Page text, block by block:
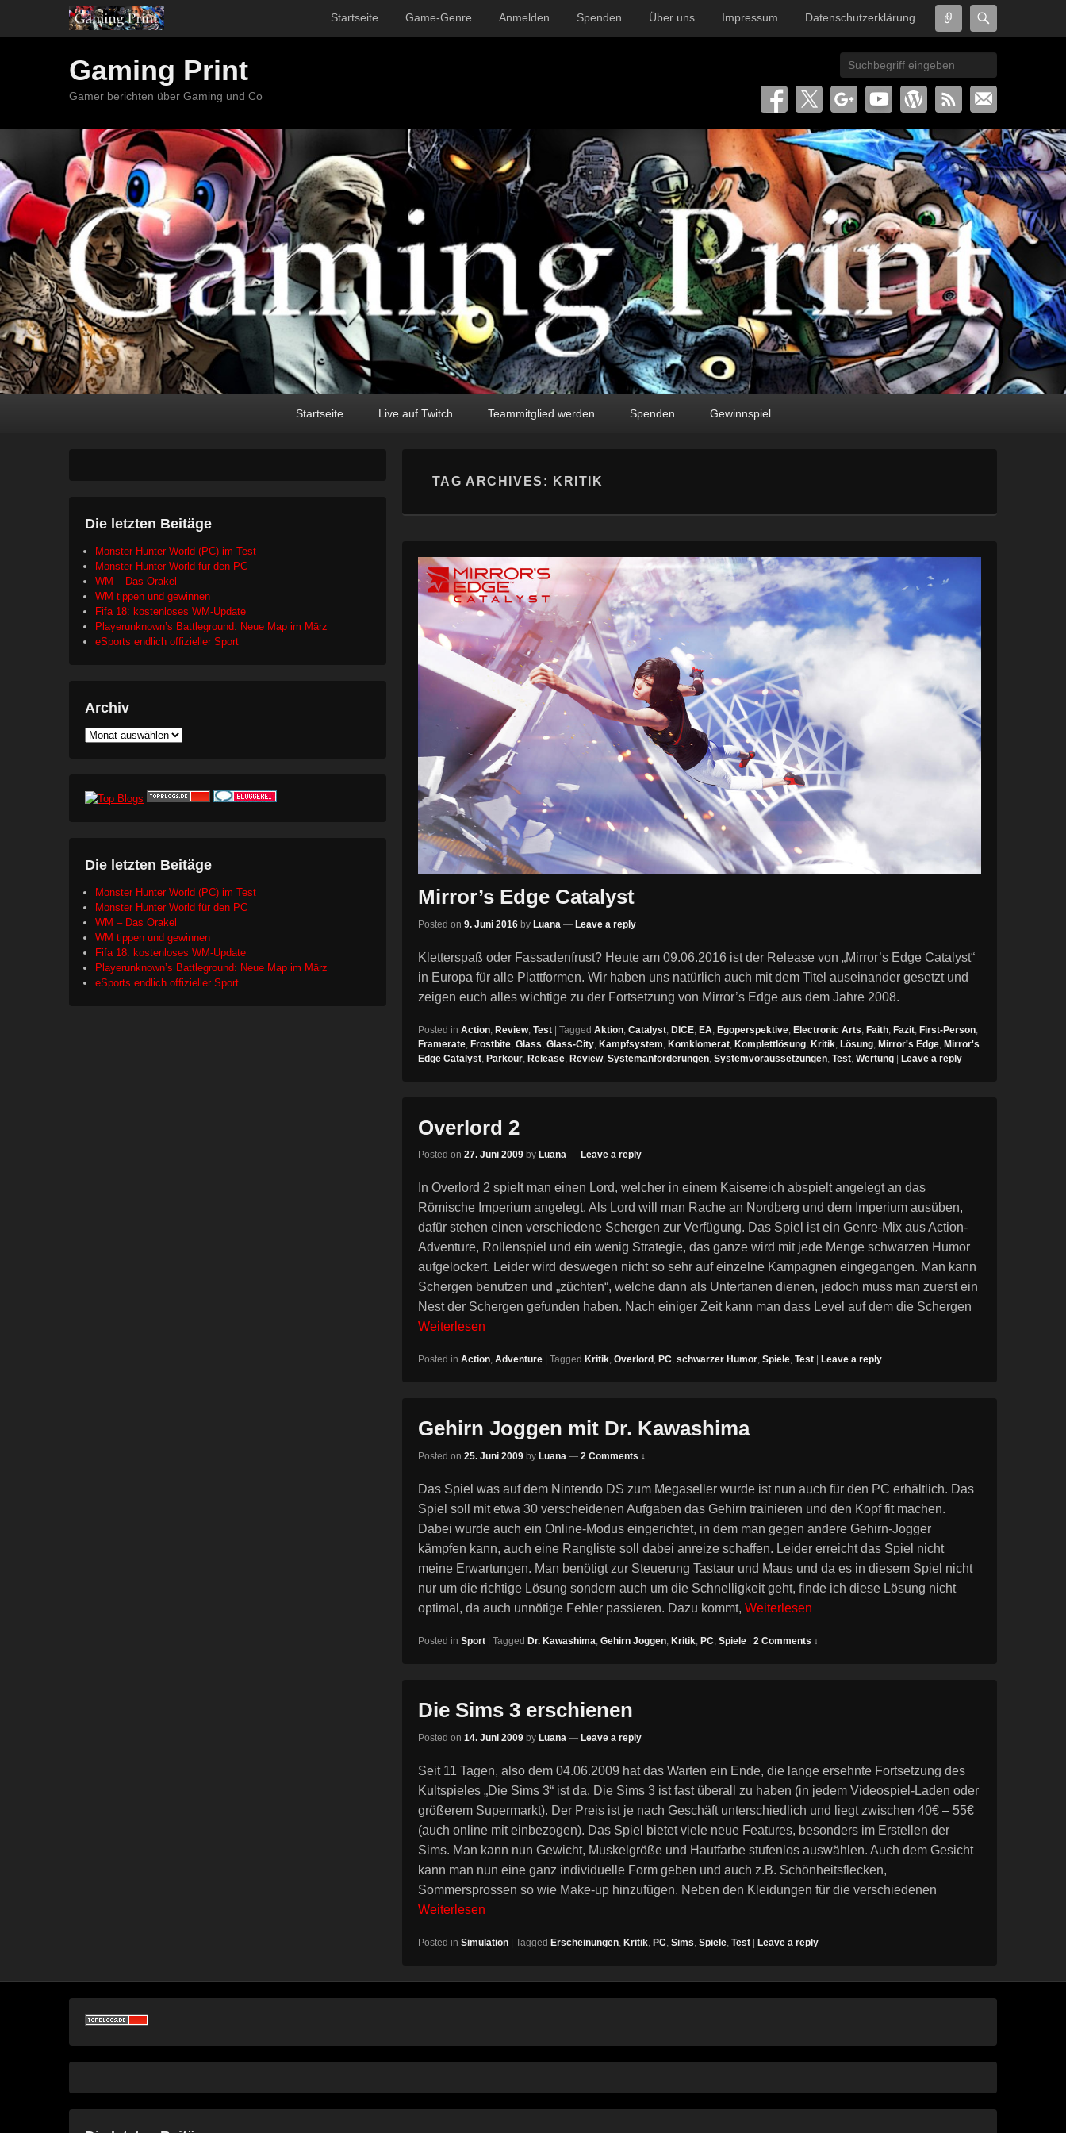
Connect
Startseite Game-Genre Anmelden Spenden Über uns Impressum Datenschutzerklärung
Gaming Print
Gamer berichten über Gaming und Co
Search
Startseite Live auf Twitch Teammitglied werden Spenden Gewinnspiel
TAG ARCHIVES: KRITIK
Mirror’s Edge Catalyst
Posted on 9. Juni 2016 by Luana — Leave a reply
Kletterspaß oder Fassadenfrust? Heute am 09.06.2016 ist der Release von „Mirror’s Edge Catalyst“
in Europa für alle Plattformen. Wir haben uns natürlich auch mit dem Titel auseinander gesetzt und
zeigen euch alles wichtige zu der Fortsetzung von Mirror’s Edge aus dem Jahre 2008.
Posted in Action Review, Test | Tagged Aktion Catalyst DICE EA Egoperspektive Electronic Arts Faith Fazit First-Person
Framerate Frostbite Glass Glass-City Kampfsystem Komklomerat Komplettlösung Kritik Lösung Mirror's Edge Mirror's
Edge Catalyst Parkour Release Review, Systemanforderungen Systemvoraussetzungen Test Wertung | Leave a reply
Overlord 2
Posted on 27. Juni 2009 by Luana — Leave a reply
In Overlord 2 spielt man einen Lord, welcher in einem Kaiserreich abspielt angelegt an das
Römische Imperium angelegt. Als Lord will man Rache an Nordberg und dem Imperium ausüben,
dafür stehen einen verschiedene Schergen zur Verfügung. Das Spiel ist ein Genre-Mix aus Action-
Adventure, Rollenspiel und ein wenig Strategie, das ganze wird mit jede Menge schwarzen Humor
aufgelockert. Leider wird deswegen nicht so sehr auf einzelne Kampagnen eingegangen. Man kann
Schergen benutzen und „züchten“, welche dann als Untertanen dienen, jedoch muss man zuerst ein
Nest der Schergen gefunden haben. Nach einiger Zeit kann man dass Level auf dem die Schergen
Weiterlesen
Posted in Action, Adventure Tagged Kritik, Overlord , PC, schwarzer Humor, Spiele, Test Leave a reply
Gehirn Joggen mit Dr. Kawashima
Posted on 25. Juni 2009 by Luana — 2 Comments ↓
Das Spiel was auf dem Nintendo DS zum Megaseller wurde ist nun auch für den PC erhältlich. Das
Spiel soll mit etwa 30 verscheidenen Aufgaben das Gehirn trainieren und den Kopf fit machen.
Dabei wurde auch ein Online-Modus eingerichtet, in dem man gegen andere Gehirn-Jogger
kämpfen kann, auch eine Rangliste soll dabei anreize schaffen. Leider erreicht das Spiel nicht
meine Erwartungen. Man benötigt zur Steuerung Tastaur und Maus und da es in diesem Spiel nicht
nur um die richtige Lösung sondern auch um die Schnelligkeit geht, finde ich diese Lösung nicht
optimal, da auch unnötige Fehler passieren. Dazu kommt, Weiterlesen
Posted in Sport Tagged Dr. Kawashima, Gehirn Joggen, Kritik, PC, Spiele 2 Comments ↓
Die Sims 3 erschienen
Posted on 14. Juni 2009 by Luana — Leave a reply
Seit 11 Tagen, also dem 04.06.2009 hat das Warten ein Ende, die lange ersehnte Fortsetzung des
Kultspieles „Die Sims 3“ ist da. Die Sims 3 ist fast überall zu haben (in jedem Videospiel-Laden oder
größerem Supermarkt). Der Preis ist je nach Geschäft unterschiedlich und liegt zwischen 40€ – 55€
(auch online mit einbezogen). Das Spiel bietet viele neue Features, besonders im Erstellen der
Sims. Man kann nun Gewicht, Muskelgröße und Hautfarbe stufenlos auswählen. Auch dem Gesicht
kann man nun eine ganz individuelle Form geben und auch z.B. Schönheitsflecken,
Sommersprossen so wie Make-up hinzufügen. Neben den Kleidungen für die verschiedenen
Weiterlesen
Posted in Simulation Tagged Erscheinungen, Kritik, PC, Sims, Spiele, Test Leave a reply
Die letzten Beitäge
Monster Hunter World (PC) im Test
Monster Hunter World für den PC
WM – Das Orakel
WM tippen und gewinnen
Fifa 18: kostenloses WM-Update
Playerunknown’s Battleground: Neue Map im März
eSports endlich offizieller Sport
Archiv
Archiv
Die letzten Beitäge
Monster Hunter World (PC) im Test
Monster Hunter World für den PC
WM – Das Orakel
WM tippen und gewinnen
Fifa 18: kostenloses WM-Update
Playerunknown’s Battleground: Neue Map im März
eSports endlich offizieller Sport